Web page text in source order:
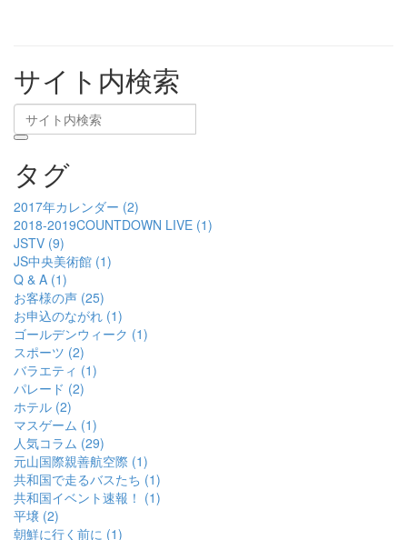
サイト内検索
タグ
2017年カレンダー (2)
2018-2019COUNTDOWN LIVE (1)
JSTV (9)
JS中央美術館 (1)
Q & A (1)
お客様の声 (25)
お申込のながれ (1)
ゴールデンウィーク (1)
スポーツ (2)
バラエティ (1)
パレード (2)
ホテル (2)
マスゲーム (1)
人気コラム (29)
元山国際親善航空際 (1)
共和国で走るバスたち (1)
共和国イベント速報！ (1)
平壌 (2)
朝鮮に行く前に (1)